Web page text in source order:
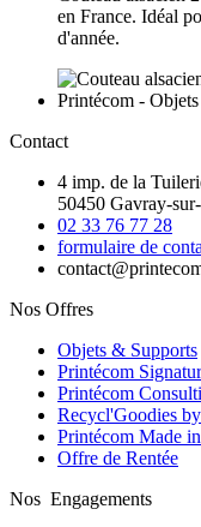
en France. Idéal
d'année.
Contact
4 imp. de la
50450 Gavray-
02 33 76 77 28
formulaire de
Nos Offres
Objets & Supports
Printécom
Printécom
Recycl'Goodies
Printécom Made
Offre de Rentée
Nos Engagements